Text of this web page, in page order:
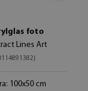
foto
Lines Art
100x50 cm